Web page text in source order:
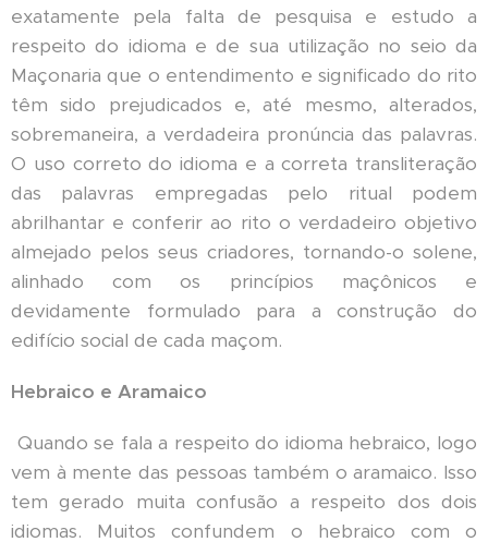
exatamente pela falta de pesquisa e estudo a
respeito do idioma e de sua utilização no seio da
Maçonaria que o entendimento e significado do rito
têm sido prejudicados e, até mesmo, alterados,
sobremaneira, a verdadeira pronúncia das palavras.
O uso correto do idioma e a correta transliteração
das palavras empregadas pelo ritual podem
abrilhantar e conferir ao rito o verdadeiro objetivo
almejado pelos seus criadores, tornando-o solene,
alinhado com os princípios maçônicos e
devidamente formulado para a construção do
edifício social de cada maçom.
Hebraico e Aramaico
Quando se fala a respeito do idioma hebraico, logo
vem à mente das pessoas também o aramaico. Isso
tem gerado muita confusão a respeito dos dois
idiomas. Muitos confundem o hebraico com o